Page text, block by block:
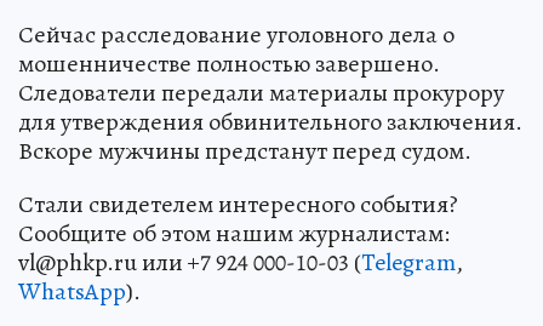
Сейчас расследование уголовного дела о
мошенничестве полностью завершено.
Следователи передали материалы прокурору
для утверждения обвинительного заключения.
Вскоре мужчины предстанут перед судом.
Стали свидетелем интересного события?
Сообщите об этом нашим журналистам:
vl@phkp.ru или +7 924 000-10-03 (Telegram,
WhatsApp).